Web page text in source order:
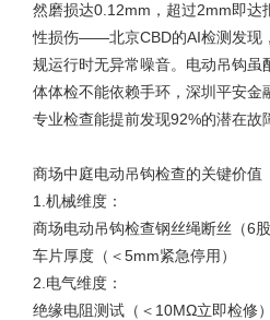
然磨损达0.12mm，超过2mm即达
性损伤——北京CBD的AI检测发现
规运行时无异常噪音。电动吊钩虽
体体检不能依赖手环，深圳平安金
专业检查能提前发现92%的潜在故
商场中庭电动吊钩检查的关键价值
1.机械维度：
商场电动吊钩检查钢丝绳断丝（6
车片厚度（＜5mm紧急停用）
2.电气维度：
绝缘电阻测试（＜10MΩ立即检修